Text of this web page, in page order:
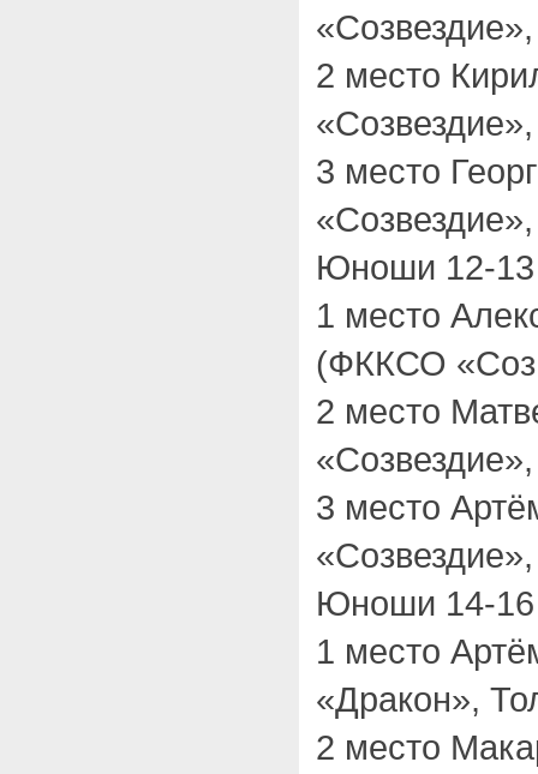
2 место
3 место
Юноши 12-13
1 место
(ФККСО
2 место
3 место
Юноши 14-16
1 место
«Дракон»,
2 место